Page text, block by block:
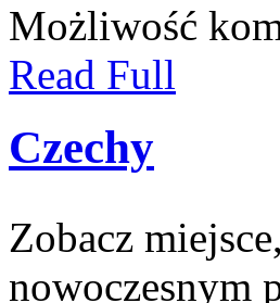
Możliwość
Read Full
Czechy
Zobacz
nowoczesnym